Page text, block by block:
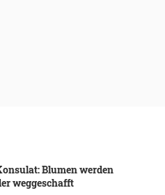
Blumen werden
weggeschafft